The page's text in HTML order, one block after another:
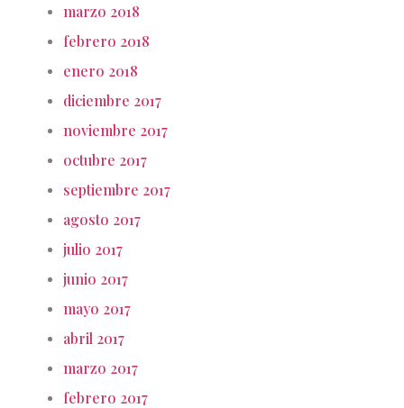
marzo 2018
febrero 2018
enero 2018
diciembre 2017
noviembre 2017
octubre 2017
septiembre 2017
agosto 2017
julio 2017
junio 2017
mayo 2017
abril 2017
marzo 2017
febrero 2017